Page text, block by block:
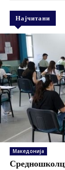
Најчитани
Македонија